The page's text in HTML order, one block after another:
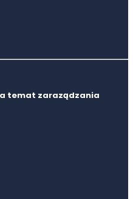
temat zaraządzania